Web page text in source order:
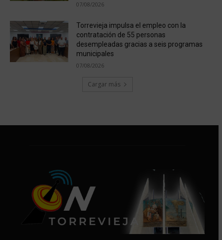
07/08/2026
Torrevieja impulsa el empleo con la
contratación de 55 personas
desempleadas gracias a seis programas
municipales
07/08/2026
Cargar más